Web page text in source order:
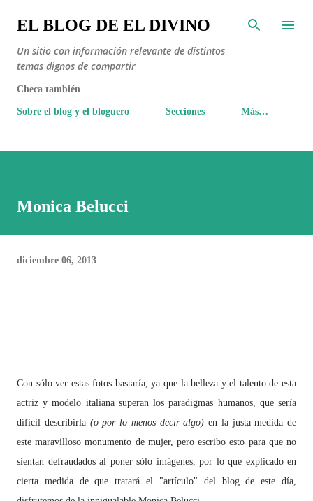
Ir al contenido principal
EL BLOG DE EL DIVINO
Un sitio con información relevante de distintos
temas dignos de compartir
Checa también
Sobre el blog y el bloguero Secciones Más…
Monica Belucci
diciembre 06, 2013
Con sólo ver estas fotos bastaría, ya que la belleza y el talento de esta
actriz y modelo italiana superan los paradigmas humanos, que sería
díficil describirla (o por lo menos decir algo) en la justa medida de
este maravilloso monumento de mujer, pero escribo esto para que no
sientan defraudados al poner sólo imágenes, por lo que explicado en
cierta medida de que tratará el "artículo" del blog de este día,